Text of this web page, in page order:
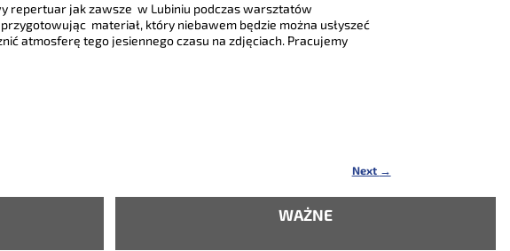
repertuar jak zawsze w Lubiniu podczas warsztatów
materiał, który niebawem będzie można usłyszeć
atmosferę tego jesiennego czasu na zdjęciach. Pracujemy
Next →
WAŻNE